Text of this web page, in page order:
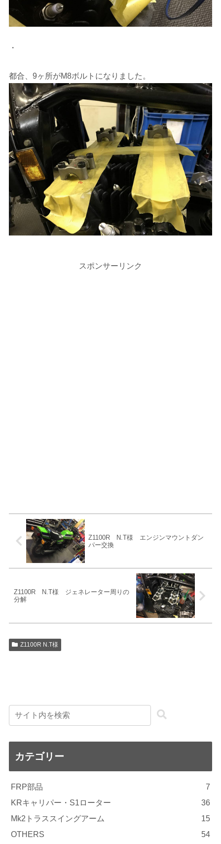
・
都合、9ヶ所がM8ボルトになりました。
スポンサーリンク
Z1100R N.T様 エンジンマウントダン
パー交換
Z1100R N.T様 ジェネレーター周りの
分解
Z1100R N.T様
カテゴリー
FRP部品
7
KRキャリパー・S1ローター
36
Mk2トラススイングアーム
15
OTHERS
54